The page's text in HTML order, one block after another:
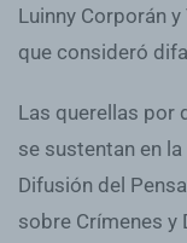
Luinny Corporán
que consideró
Las querellas por
se sustentan en
Difusión del
sobre Crímenes y